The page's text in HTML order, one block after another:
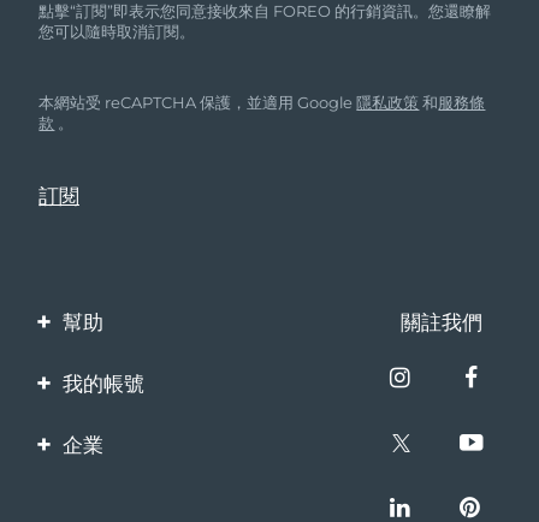
點擊“訂閱”即表示您同意接收來自 FOREO 的行銷資訊。您還瞭解
您可以隨時取消訂閱。
本網站受 reCAPTCHA 保護，並適用 Google隱私政策 和服務條
款 。
幫助
聯繫我們
保修與退換貨
關註我們
我的帳號
產品註冊
企業